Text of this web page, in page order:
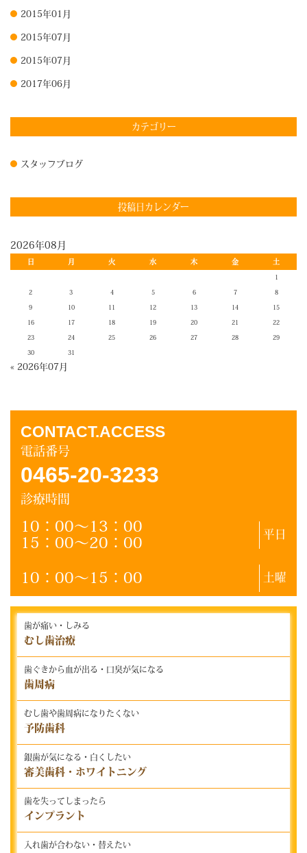
2015年01月
2015年07月
2015年07月
2017年06月
カテゴリー
スタッフブログ
投稿日カレンダー
2026年08月
日 月 火 水 木 金 土
2 3 4 5 6 7 8
9 10 12 13 14 15
16 17 18 19 20 21 22
23 24 25 26 27 28 29
30 31
« 2026年07月
CONTACT.ACCESS
電話番号
0465-20-3233
診療時間
10：00～13：00
15：00～20：00
平日
10：00～15：00 土曜
歯が痛い・しみる
むし歯治療
歯ぐきから血が出る・口臭が気になる
歯周病
むし歯や歯周病になりたくない
予防歯科
銀歯が気になる・白くしたい
審美歯科・ホワイトニング
歯を失ってしまったら
インプラント
入れ歯が合わない・替えたい